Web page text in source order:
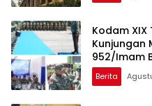
Kodam
Kunjungan
952/Imam
Satuan
Berita